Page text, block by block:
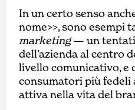
In un certo senso
nome>>, sono esempi
marketing— un
dell’azienda al centro
livello comunicativo, e
consumatori più fedeli
attiva nella vita del